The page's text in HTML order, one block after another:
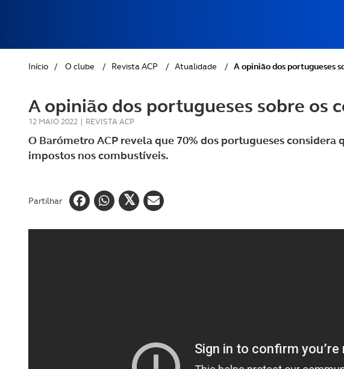
GOLFE
AUTOCARAVANISMO
Início / O clube / Revista ACP / Atualidade / A opinião dos portugueses
A opinião dos portugueses sobre os
12 MAIO 2022 | REVISTA ACP
O Barómetro ACP revela que 70% dos portugueses considera
impostos nos combustíveis.
Partilhar